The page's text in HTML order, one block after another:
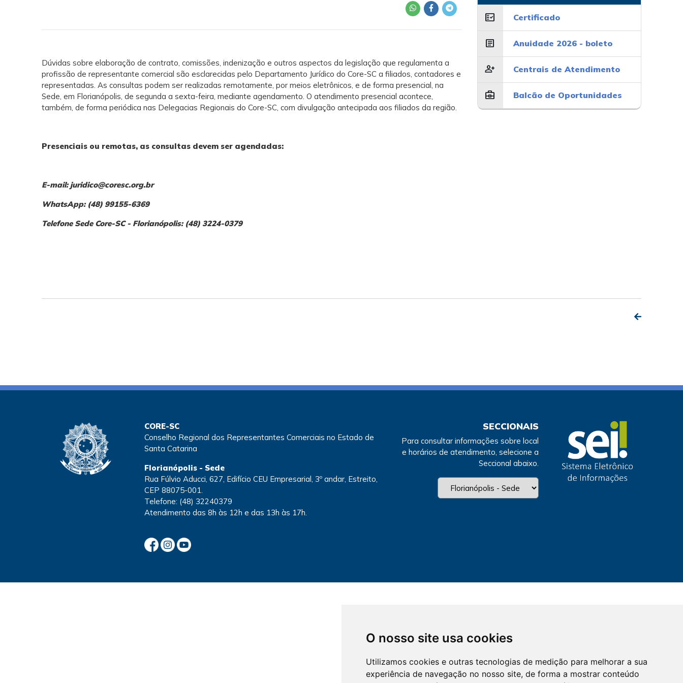
O nosso site usa cookies
Utilizamos cookies e outras tecnologias de medição para melhorar a sua
experiência de navegação no nosso site, de forma a mostrar conteúdo
Dúvidas sobre elaboração de contrato, comissões, indenização e outros aspectos da legislação que regulamenta a
profissão de representante comercial são esclarecidas pelo Departamento Jurídico do Core-SC a filiados, contadores e
representadas. As consultas podem ser realizadas remotamente, por meios eletrônicos, e de forma presencial, na
Sede, em Florianópolis, de segunda a sexta-feira, mediante agendamento. O atendimento presencial acontece,
também, de forma periódica nas Delegacias Regionais do Core-SC, com divulgação antecipada aos filiados da região.
Presenciais ou remotas, as consultas devem ser agendadas:
E-mail:juridico@coresc.org.br
WhatsApp: (48) 99155-6369
Telefone Sede Core-SC - Florianópolis: (48) 3224-0379
fact_check Certificado
article Anuidade 2026 - boleto
person_add Centrais de Atendimento
business_center Balcão de Oportunidades
CORE-SC
Conselho Regional dos Representantes Comerciais no Estado de
Santa Catarina
Florianópolis - Sede
Rua Fúlvio Aducci, 627, Edifício CEU Empresarial, 3º andar, Estreito,
CEP 88075-001.
Telefone: (48) 32240379
Atendimento das 8h às 12h e das 13h às 17h.
SECCIONAIS
Para consultar informações sobre local
e horários de atendimento, selecione a
Seccional abaixo.